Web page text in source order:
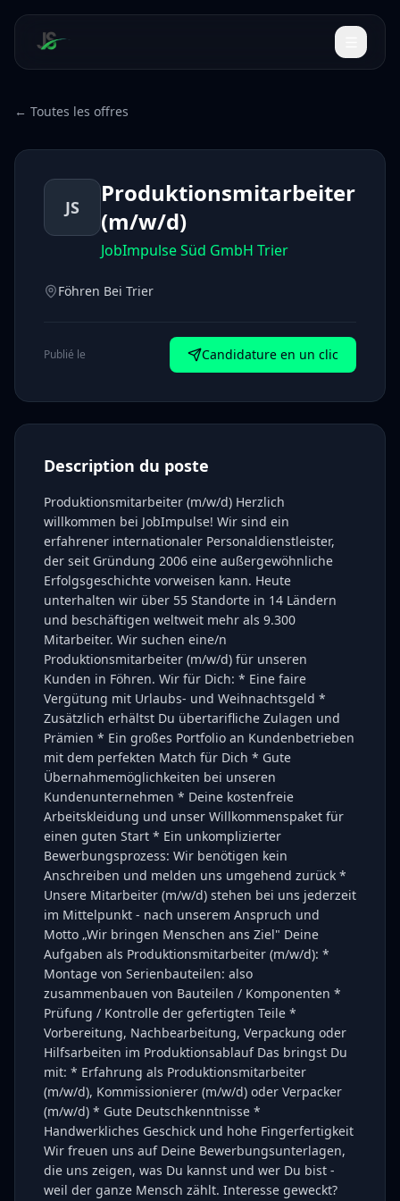
← Toutes les offres
JS
Produktionsmitarbeiter
(m/w/d)
JobImpulse Süd GmbH Trier
Föhren Bei Trier
Publié le Candidature en un clic
Description du poste
Produktionsmitarbeiter (m/w/d) Herzlich
willkommen bei JobImpulse! Wir sind ein
erfahrener internationaler Personaldienstleister,
der seit Gründung 2006 eine außergewöhnliche
Erfolgsgeschichte vorweisen kann. Heute
unterhalten wir über 55 Standorte in 14 Ländern
und beschäftigen weltweit mehr als 9.300
Mitarbeiter. Wir suchen eine/n
Produktionsmitarbeiter (m/w/d) für unseren
Kunden in Föhren. Wir für Dich: * Eine faire
Vergütung mit Urlaubs- und Weihnachtsgeld *
Zusätzlich erhältst Du übertarifliche Zulagen und
Prämien * Ein großes Portfolio an Kundenbetrieben
mit dem perfekten Match für Dich * Gute
Übernahmemöglichkeiten bei unseren
Kundenunternehmen * Deine kostenfreie
Arbeitskleidung und unser Willkommenspaket für
einen guten Start * Ein unkomplizierter
Bewerbungsprozess: Wir benötigen kein
Anschreiben und melden uns umgehend zurück *
Unsere Mitarbeiter (m/w/d) stehen bei uns jederzeit
im Mittelpunkt - nach unserem Anspruch und
Motto „Wir bringen Menschen ans Ziel" Deine
Aufgaben als Produktionsmitarbeiter (m/w/d): *
Montage von Serienbauteilen: also
zusammenbauen von Bauteilen / Komponenten *
Prüfung / Kontrolle der gefertigten Teile *
Vorbereitung, Nachbearbeitung, Verpackung oder
Hilfsarbeiten im Produktionsablauf Das bringst Du
mit: * Erfahrung als Produktionsmitarbeiter
(m/w/d), Kommissionierer (m/w/d) oder Verpacker
(m/w/d) * Gute Deutschkenntnisse *
Handwerkliches Geschick und hohe Fingerfertigkeit
Wir freuen uns auf Deine Bewerbungsunterlagen,
die uns zeigen, was Du kannst und wer Du bist -
weil der ganze Mensch zählt. Interesse geweckt?